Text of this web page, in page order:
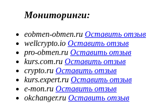
Мониторинги:
eobmen-obmen.ru Оставить отзыв
wellcrypto.io Оставить отзыв
pro-obmen.ru Оставить отзыв
kurs.com.ru Оставить отзыв
crypto.ru Оставить отзыв
kurs.expert.ru Оставить отзыв
e-mon.ru Оставить отзыв
okchanger.ru Оставить отзыв